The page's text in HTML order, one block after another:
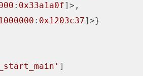
: 0x33a1a0f]>,
: 0x1203c37